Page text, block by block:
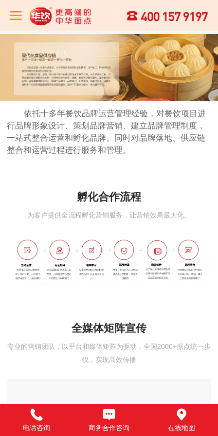
依托十多年餐饮品牌运营管理经验，对餐饮项目进
行品牌形象设计、策划品牌营销、建立品牌管理制度，
一站式整合运营和孵化品牌。同时对品牌落地、供应链
整合和运营过程进行服务和管理。
孵化合作流程
为客户提供全流程孵化营销服务，让营销效果最大化。
全媒体矩阵宣传
专业的营销团队，以平台和媒体矩阵为驱动，全国2000+据点统一步
伐，实现高效传播
电话咨询 商务合作咨询 在线地图